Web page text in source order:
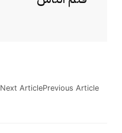
Previous Article
Next Article